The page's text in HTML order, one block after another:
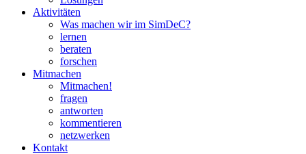
Aktivitäten
Was machen wir im SimDeC?
lernen
beraten
forschen
Mitmachen
Mitmachen!
fragen
antworten
kommentieren
netzwerken
Kontakt